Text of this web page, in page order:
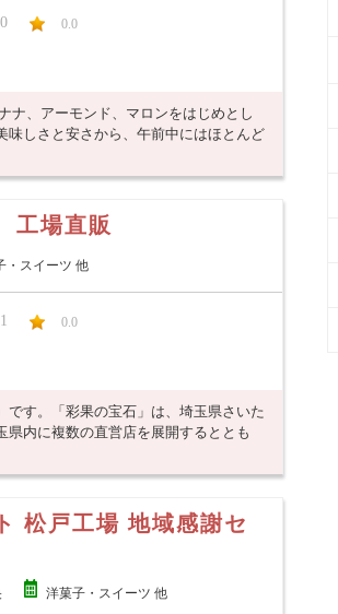
0 0.0
ナ、アーモンド、マロンをはじめとし
味しさと安さから、午前中にはほとんど
場直販
・スイーツ 他
1 0.0
す。「彩果の宝石」は、埼玉県さいた
内に複数の直営店を展開するととも
松戸工場 地域感謝セ
洋菓子・スイーツ 他